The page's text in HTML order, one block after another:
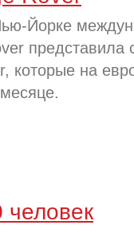
Йорке
представила
которые на
человек